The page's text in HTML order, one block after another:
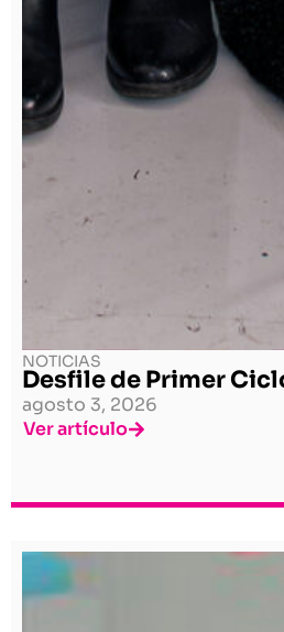
NOTICIAS
Desfile de Primer
agosto 3, 2026
Ver artículo